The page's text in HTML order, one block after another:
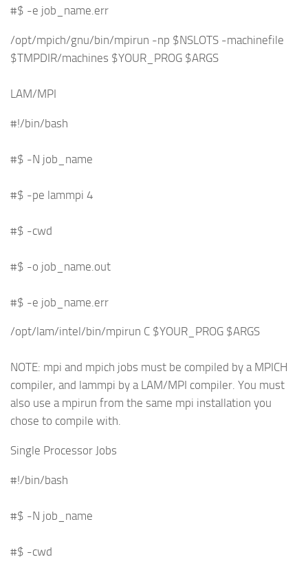
#$ -e job_name.err
/opt/mpich/gnu/bin/mpirun -np $NSLOTS -machinefile
$TMPDIR/machines $YOUR_PROG $ARGS
LAM/MPI
#!/bin/bash
#$ -N job_name
#$ -pe lammpi 4
#$ -cwd
#$ -o job_name.out
#$ -e job_name.err
/opt/lam/intel/bin/mpirun C $YOUR_PROG $ARGS
NOTE: mpi and mpich jobs must be compiled by a MPICH
compiler, and lammpi by a LAM/MPI compiler. You must
also use a mpirun from the same mpi installation you
chose to compile with.
Single Processor Jobs
#!/bin/bash
#$ -N job_name
#$ -cwd